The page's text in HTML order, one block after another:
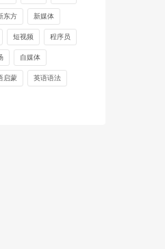
东方 新媒体
短视频 程序员
自媒体
启蒙 英语语法